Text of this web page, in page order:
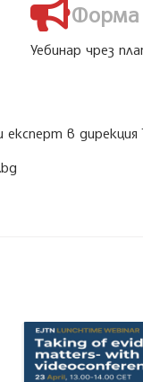
Форма
Уебинар чрез
експерт в